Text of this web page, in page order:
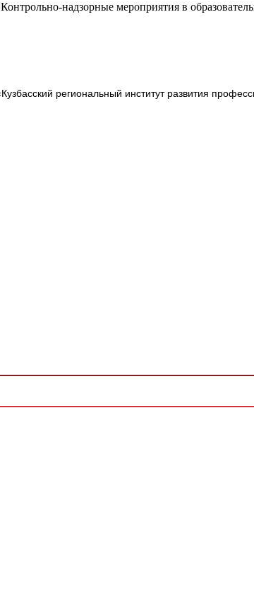
надзорные мероприятия в
региональный институт развития